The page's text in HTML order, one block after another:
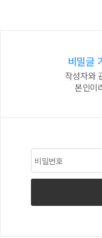
비밀글
작성자와
본인이